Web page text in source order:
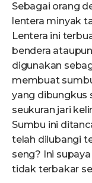
Sebagai orang
lentera minyak
Lentera ini
bendera
digunakan
membuat
yang dibungkus
seukuran jari
Sumbu ini
telah dilubangi
seng? Ini
tidak terbakar